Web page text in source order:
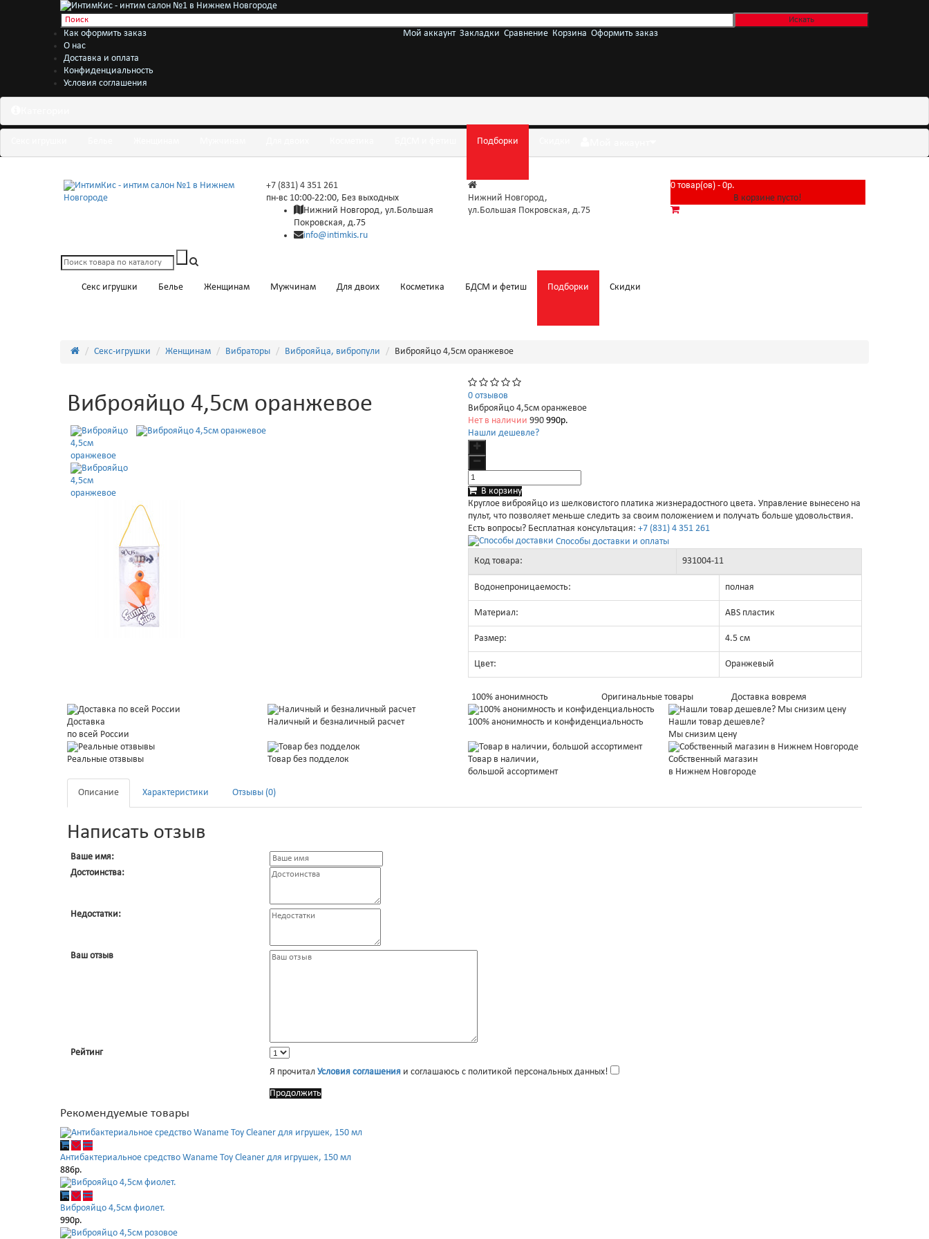
Как оформить заказ
О нас
Доставка и оплата
Конфиденциальность
Условия соглашения
Мой аккаунт Закладки Сравнение Корзина Оформить заказ
Подборки
+7 (831) 4 351 261
пн-вс 10:00-22:00, Без выходных
Нижний Новгород, ул.Большая
Покровская, д.75
info@intimkis.ru
Нижний Новгород,
ул.Большая Покровская, д.75
0 товар(ов) - 0р.
В корзине пусто!
Секс игрушки Белье Женщинам Мужчинам Для двоих Косметика БДСМ и фетиш Подборки Скидки
Секс-игрушки Женщинам Вибраторы Виброяйца, вибропули Виброяйцо 4,5см оранжевое
Виброяйцо 4,5см оранжевое
0 отзывов
Виброяйцо 4,5см оранжевое
Нет в наличии 990 990р.
Нашли дешевле?
В корзину
Круглое виброяйцо из шелковистого платика жизнерадостного цвета. Управление вынесено на
пульт, что позволяет меньше следить за своим положением и получать больше удовольствия.
Есть вопросы? Бесплатная консультация: +7 (831) 4 351 261
Способы доставки и оплаты
Код товара:
931004-11
Водонепроницаемость: полная
Материал: ABS пластик
Размер: 4.5 см
Цвет: Оранжевый
100% анонимность Оригинальные товары Доставка вовремя
Доставка
по всей России
Наличный и безналичный расчет 100% анонимность и конфиденциальность
Нашли товар дешевле?
Мы снизим цену
Реальные отзвывы Товар без подделок
Товар в наличии,
большой ассортимент
Собственный магазин
в Нижнем Новгороде
Описание
Характеристики Отзывы (0)
Написать отзыв
Ваше имя:
Достоинства:
Недостатки:
Ваш отзыв
Рейтинг
Я прочитал Условия соглашенияи соглашаюсь с политикой персональных данных!
Продолжить
Рекомендуемые товары
Антибактериальное средство Waname Toy Cleaner для игрушек, 150 мл
886р.
Виброяйцо 4,5см фиолет.
990р.